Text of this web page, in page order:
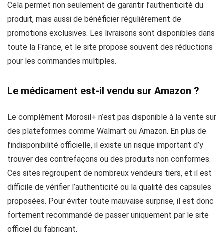
Cela permet non seulement de garantir l’authenticité du
produit, mais aussi de bénéficier régulièrement de
promotions exclusives. Les livraisons sont disponibles dans
toute la France, et le site propose souvent des réductions
pour les commandes multiples.
Le médicament est-il vendu sur Amazon ?
Le complément Morosil+ n’est pas disponible à la vente sur
des plateformes comme Walmart ou Amazon. En plus de
l’indisponibilité officielle, il existe un risque important d’y
trouver des contrefaçons ou des produits non conformes.
Ces sites regroupent de nombreux vendeurs tiers, et il est
difficile de vérifier l’authenticité ou la qualité des capsules
proposées. Pour éviter toute mauvaise surprise, il est donc
fortement recommandé de passer uniquement par le site
officiel du fabricant.